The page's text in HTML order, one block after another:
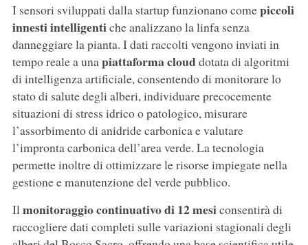
I sensori sviluppati dalla startup funzionano comepiccoli
innesti intelligentiche analizzano la linfa senza
danneggiare la pianta. I dati raccolti vengono inviati in
tempo reale a unapiattaforma clouddotata di algoritmi
di intelligenza artificiale, consentendo di monitorare lo
stato di salute degli alberi, individuare precocemente
situazioni di stress idrico o patologico, misurare
l’assorbimento di anidride carbonica e valutare
l’impronta carbonica dell’area verde. La tecnologia
permette inoltre di ottimizzare le risorse impiegate nella
gestione e manutenzione del verde pubblico.
Ilmonitoraggio continuativo di 12 mesiconsentirà di
raccogliere dati completi sulle variazioni stagionali degli